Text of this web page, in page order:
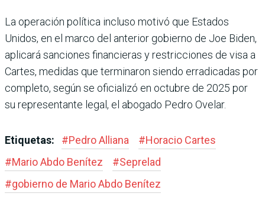
La operación política incluso motivó que Estados
Unidos, en el marco del anterior gobierno de Joe Biden,
aplicará sancio­nes financieras y restricciones de visa a
Cartes, medidas que terminaron siendo erradica­das por
completo, según se ofi­cializó en octubre de 2025 por
su representante legal, el abo­gado Pedro Ovelar.
Etiquetas: #Pedro Alliana #Horacio Car­tes
#Mario Abdo Benítez #Seprelad
#gobierno de Mario Abdo Benítez